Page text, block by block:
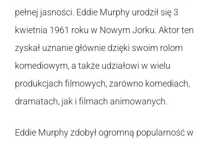
pełnej jasności. Eddie Murphy urodził się 3
kwietnia 1961 roku w Nowym Jorku. Aktor ten
zyskał uznanie głównie dzięki swoim rolom
komediowym, a także udziałowi w wielu
produkcjach filmowych, zarówno komediach,
dramatach, jak i filmach animowanych.
Eddie Murphy zdobył ogromną popularność w